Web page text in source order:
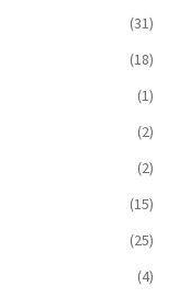
(31)
(18)
(1)
(2)
(2)
(15)
(25)
(4)